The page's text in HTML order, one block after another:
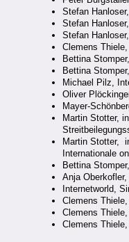
Stefan
Stefan
Stefan
Clemens
Bettina
Bettina
Michael Pilz,
Oliver
Mayer-
Martin Stotter, in
Martin Stotter,
Internationale
Bettina
Anja
Internetworld,
Clemens
Clemens
Clemens